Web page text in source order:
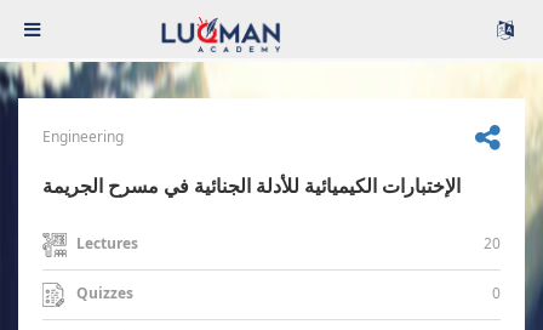
Engineering
الإختبارات الكيميائية للأدلة الجنائية في مسرح الجريمة
Lectures 20
Quizzes 0